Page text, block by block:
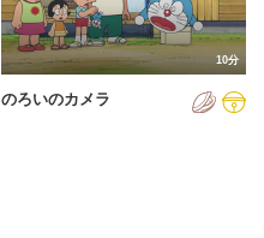
10分
のろいのカメラ